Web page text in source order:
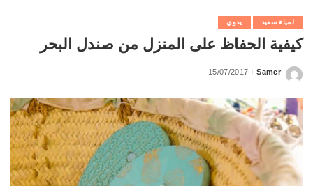
لمياء سعيد يدوي
كيفية الحفاظ على المنزل من صندل البحر
Posted
Samer
15/07/2017